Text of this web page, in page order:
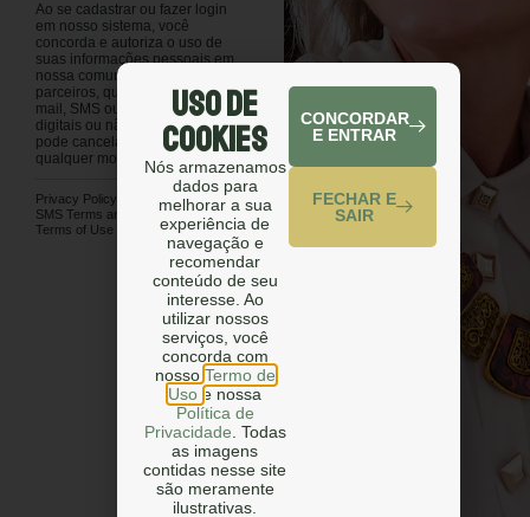
Ao se cadastrar ou fazer login
em nosso sistema, você
concorda e autoriza o uso de
suas informações pessoais em
nossa comunicação e de nossos
parceiros, que pode ser por e-
mail, SMS ou outros meios
digitais ou não digitais. Você
pode cancelar sua assinatura a
qualquer momento.
Privacy Policy
SMS Terms and Conditions
Terms of Use
Uso de
Cookies
Nós armazenamos
dados para
melhorar a sua
experiência de
navegação e
recomendar
conteúdo de seu
interesse. Ao
utilizar nossos
serviços, você
concorda com
nosso Termo de
Uso e nossa
Política de
Privacidade . Todas
as imagens
contidas nesse site
são meramente
ilustrativas.
CONCORDAR
E ENTRAR
FECHAR E
SAIR